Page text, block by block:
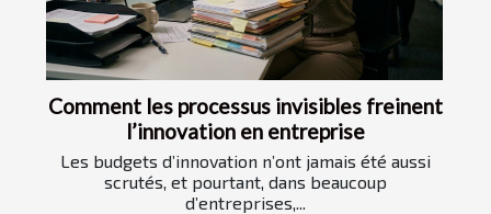
Comment les processus invisibles freinent
l’innovation en entreprise
Les budgets d’innovation n’ont jamais été aussi
scrutés, et pourtant, dans beaucoup
d’entreprises,...